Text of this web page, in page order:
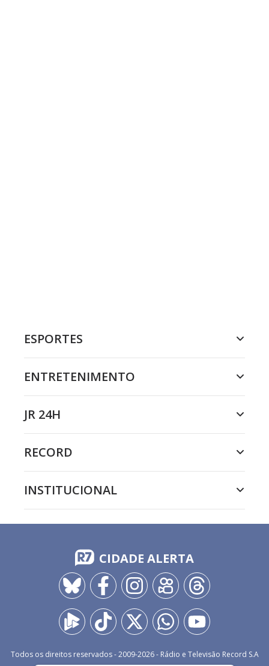
ESPORTES
ENTRETENIMENTO
JR 24H
RECORD
INSTITUCIONAL
CIDADE ALERTA
Todos os direitos reservados - 2009-2026- Rádio e Televisão Record S.A